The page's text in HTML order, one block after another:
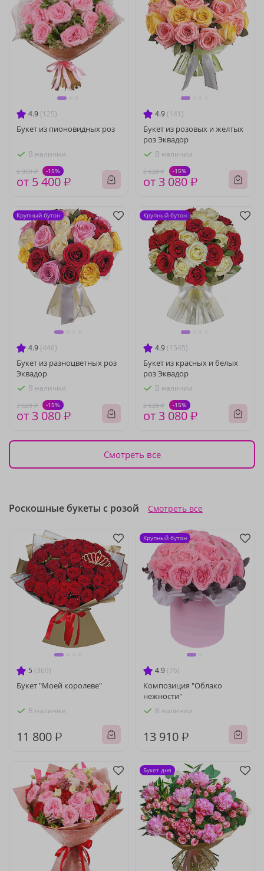
4.9 (125)
Букет из пионовидных роз
В наличии
6 350 ₽ -15%
от 5 400 ₽
4.9 (141)
Букет из розовых и желтых
роз Эквадор
В наличии
3 620 ₽ -15%
от 3 080 ₽
4.9 (446)
Букет из разноцветных роз
Эквадор
В наличии
3 620 ₽ -15%
от 3 080 ₽
Крупный бутон
4.9 (1545)
Букет из красных и белых
роз Эквадор
В наличии
3 620 ₽ -15%
от 3 080 ₽
Крупный бутон
Смотреть все
Роскошные букеты с розой Смотреть все
5 (369)
Букет "Моей королеве"
В наличии
11 800 ₽
4.9 (76)
Композиция "Облако
нежности"
В наличии
13 910 ₽
Крупный бутон
Букет дня